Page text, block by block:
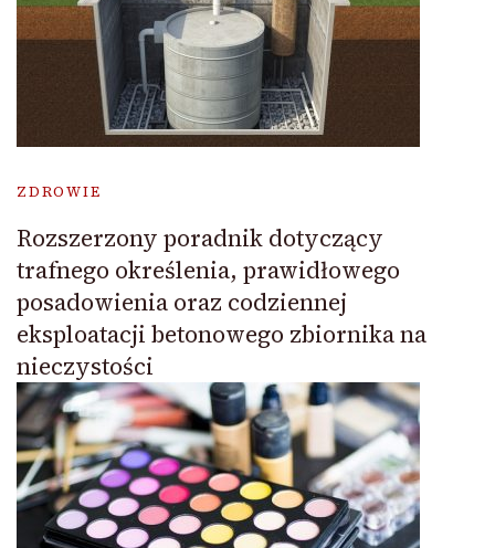
ZDROWIE
Rozszerzony poradnik dotyczący
trafnego określenia, prawidłowego
posadowienia oraz codziennej
eksploatacji betonowego zbiornika na
nieczystości